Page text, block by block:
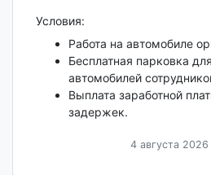
Условия:
Работа на автомобиле
Бесплатная парковка
автомобилей
Выплата заработной
задержек.
4 августа 2026